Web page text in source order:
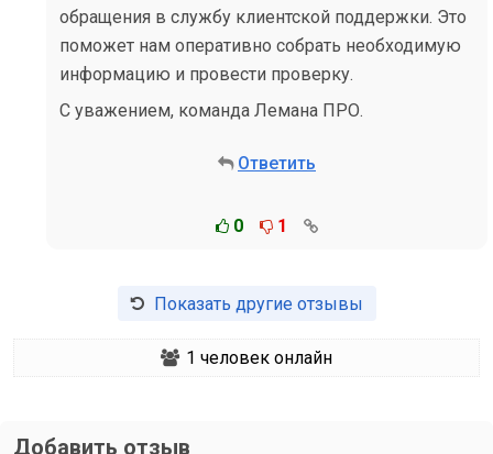
обращения в службу клиентской поддержки. Это
поможет нам оперативно собрать необходимую
информацию и провести проверку.
С уважением, команда Лемана ПРО.
Ответить
0 1
Показать другие отзывы
1 человек онлайн
Добавить отзыв